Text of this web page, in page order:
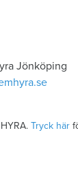
Jönköping
Tryck här